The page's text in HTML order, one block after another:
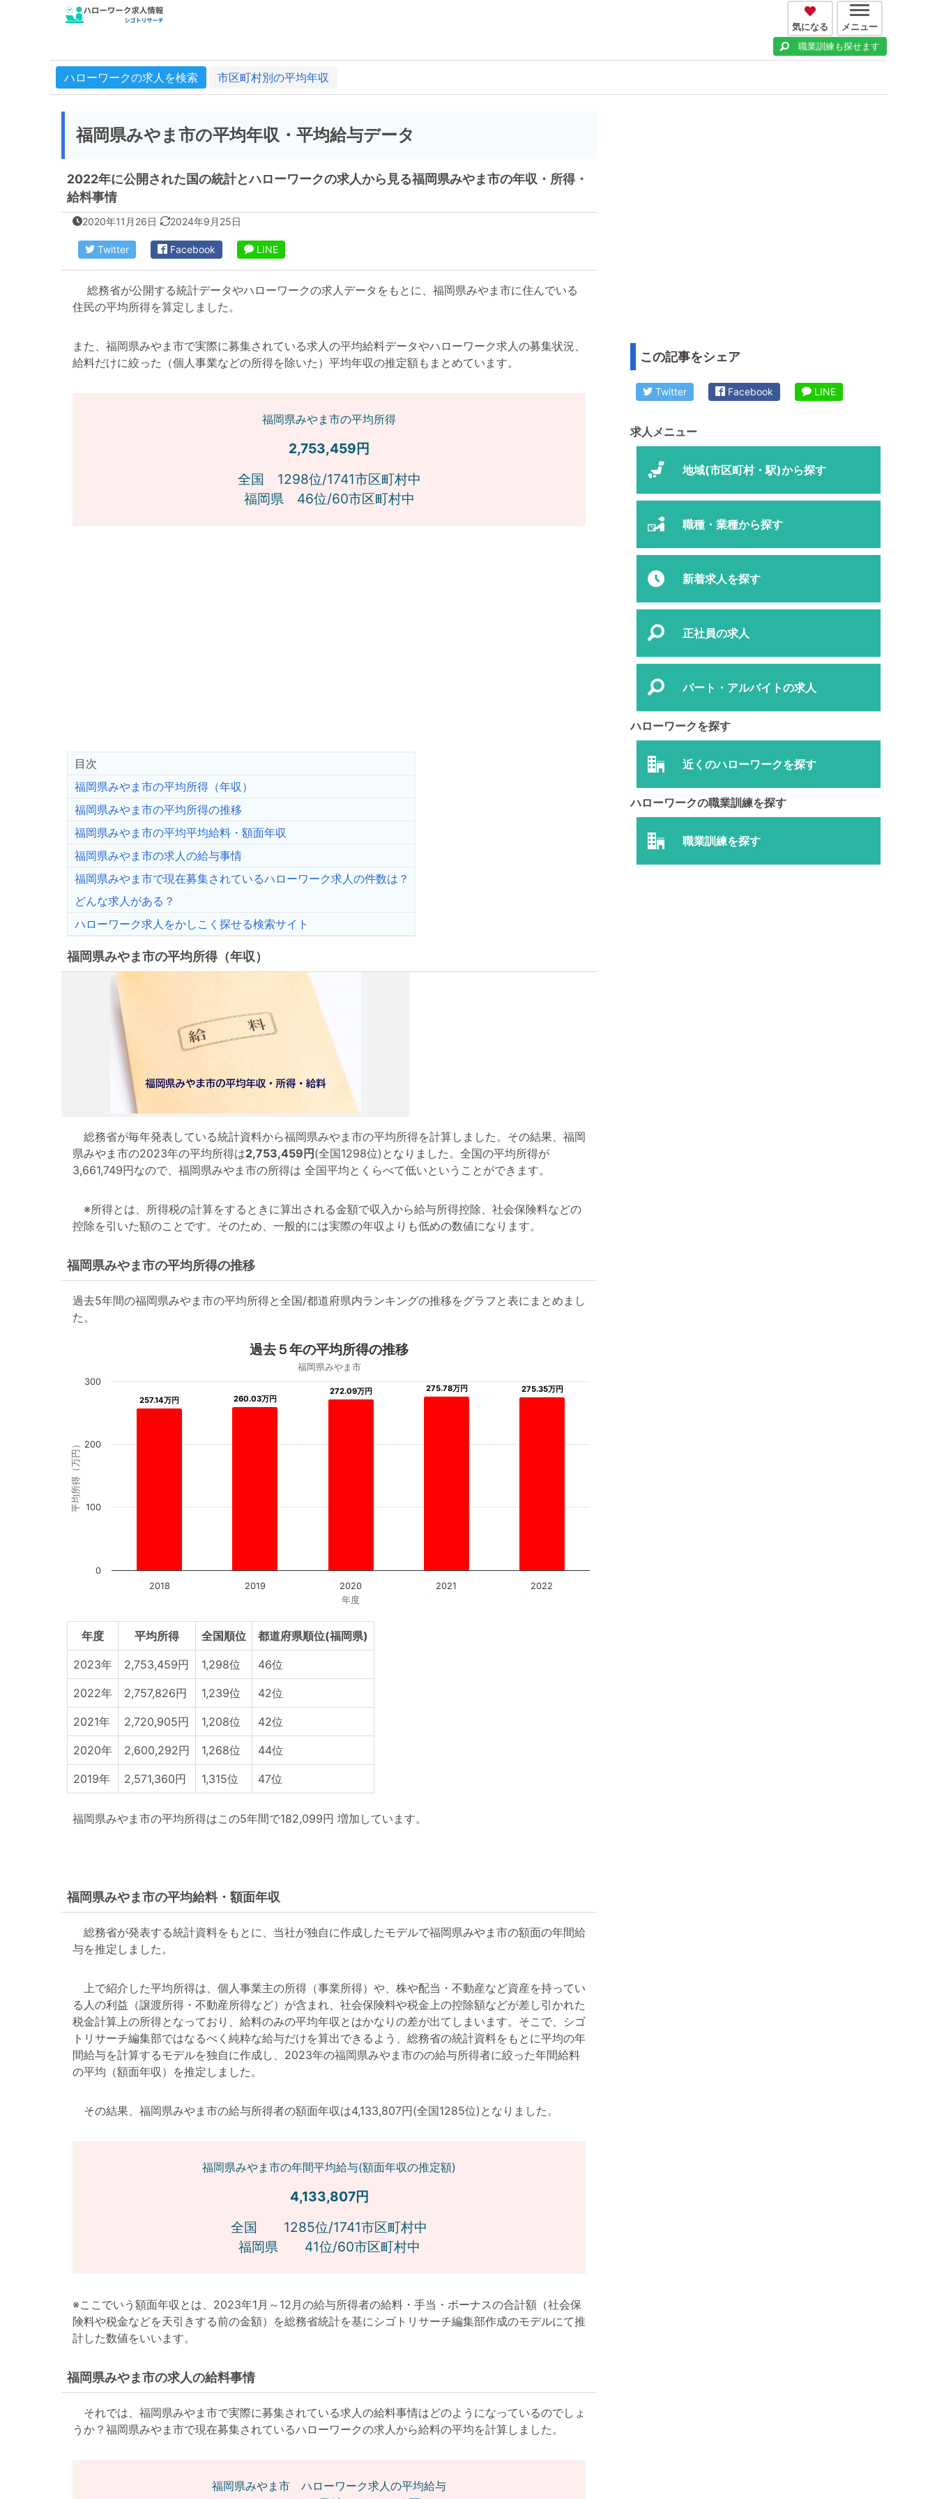
気になる メニュー
職業訓練も探せます
ハローワークの求人を検索 市区町村別の平均年収
福岡県みやま市の平均年収・平均給与データ
2022年に公開された国の統計とハローワークの求人から見る福岡県みやま市の年収・所得・
給料事情
2020年11月26日 2024年9月25日
Twitter Facebook LINE
総務省が公開する統計データやハローワークの求人データをもとに、福岡県みやま市に住んでいる
住民の平均所得を算定しました。
また、福岡県みやま市で実際に募集されている求人の平均給料データやハローワーク求人の募集状況、
給料だけに絞った（個人事業などの所得を除いた）平均年収の推定額もまとめています。
福岡県みやま市の平均所得
2,753,459円
全国 1298位/1741市区町村中
福岡県 46位/60市区町村中
目次
福岡県みやま市の平均所得（年収）
福岡県みやま市の平均所得の推移
福岡県みやま市の平均平均給料・額面年収
福岡県みやま市の求人の給与事情
福岡県みやま市で現在募集されているハローワーク求人の件数は？
どんな求人がある？
ハローワーク求人をかしこく探せる検索サイト
福岡県みやま市の平均所得（年収）
総務省が毎年発表している統計資料から福岡県みやま市の平均所得を計算しました。その結果、福岡
県みやま市の2023年の平均所得は2,753,459円(全国1298位)となりました。全国の平均所得が
3,661,749円なので、福岡県みやま市の所得は 全国平均とくらべて低いということができます。
※所得とは、所得税の計算をするときに算出される金額で収入から給与所得控除、社会保険料などの
控除を引いた額のことです。そのため、一般的には実際の年収よりも低めの数値になります。
福岡県みやま市の平均所得の推移
過去5年間の福岡県みやま市の平均所得と全国/都道府県内ランキングの推移をグラフと表にまとめまし
た。
年度
平均所得（万円）
過去５年の平均所得の推移
福岡県みやま市
257.14万円
257.14万円 260.03万円
260.03万円
272.09万円
272.09万円 275.78万円
275.78万円 275.35万円
275.35万円
2018 2019 2020 2021 2022
0
100
200
300
年度 平均所得 全国順位 都道府県順位(福岡県)
2023年 2,753,459円 1,298位 46位
2022年 2,757,826円 1,239位 42位
2021年 2,720,905円 1,208位 42位
2020年 2,600,292円 1,268位 44位
2019年 2,571,360円 1,315位 47位
福岡県みやま市の平均所得はこの5年間で182,099円 増加しています。
福岡県みやま市の平均給料・額面年収
総務省が発表する統計資料をもとに、当社が独自に作成したモデルで福岡県みやま市の額面の年間給
与を推定しました。
上で紹介した平均所得は、個人事業主の所得（事業所得）や、株や配当・不動産など資産を持ってい
る人の利益（譲渡所得・不動産所得など）が含まれ、社会保険料や税金上の控除額などが差し引かれた
税金計算上の所得となっており、給料のみの平均年収とはかなりの差が出てしまいます。そこで、シゴ
トリサーチ編集部ではなるべく純粋な給与だけを算出できるよう、総務省の統計資料をもとに平均の年
間給与を計算するモデルを独自に作成し、2023年の福岡県みやま市のの給与所得者に絞った年間給料
の平均（額面年収）を推定しました。
その結果、福岡県みやま市の給与所得者の額面年収は4,133,807円(全国1285位)となりました。
福岡県みやま市の年間平均給与(額面年収の推定額)
4,133,807円
全国 1285位/1741市区町村中
福岡県 41位/60市区町村中
※ここでいう額面年収とは、2023年1月～12月の給与所得者の給料・手当・ボーナスの合計額（社会保
険料や税金などを天引きする前の金額）を総務省統計を基にシゴトリサーチ編集部作成のモデルにて推
計した数値をいいます。
福岡県みやま市の求人の給料事情
それでは、福岡県みやま市で実際に募集されている求人の給料事情はどのようになっているのでしょ
うか？福岡県みやま市で現在募集されているハローワークの求人から給料の平均を計算しました。
福岡県みやま市 ハローワーク求人の平均給与
この記事をシェア
Twitter Facebook LINE
求人メニュー
地域(市区町村・駅)から探す
職種・業種から探す
新着求人を探す
正社員の求人
パート・アルバイトの求人
ハローワークを探す
近くのハローワークを探す
ハローワークの職業訓練を探す
職業訓練を探す